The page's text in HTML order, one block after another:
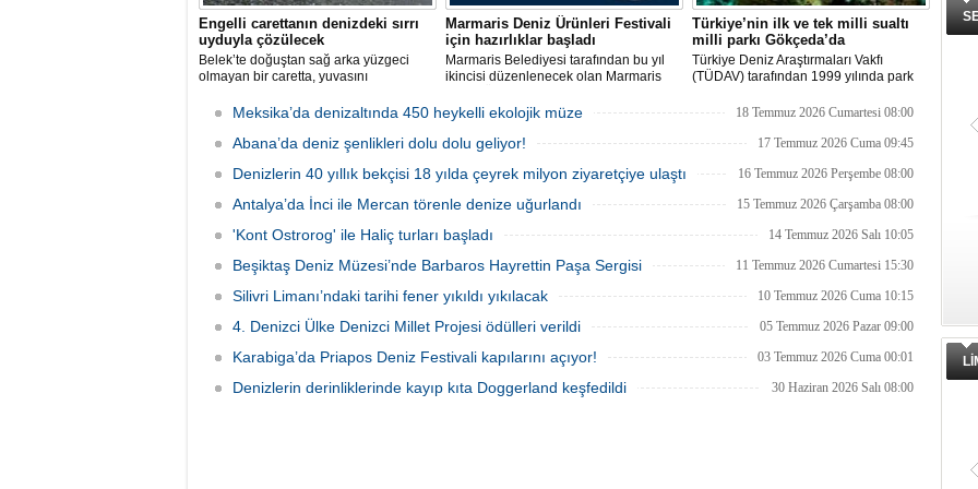
Engelli carettanın denizdeki sırrı
uyduyla çözülecek
Belek’te doğuştan sağ arka yüzgeci
olmayan bir caretta, yuvasını
üzerine bıraktı. "DOA" adı verilen deniz
cihazı takıldı ve denize uğurlandı.
Marmaris Deniz Ürünleri Festivali
için hazırlıklar başladı
Marmaris Belediyesi tarafından bu yıl
ikincisi düzenlenecek olan Marmaris
tarihleri arasında Selimiye
Mahallesi'nde gerçekleştirilecek.
Festivalde deniz ürünleri, yöresel
çıkarılacak.
Türkiye’nin ilk ve tek milli sualtı
milli parkı Gökçeda’da
Türkiye Deniz Araştırmaları Vakfı
(TÜDAV) tarafından 1999 yılında park
adanın kuzeydoğusunda, Kaleköy ve
1 deniz mili uzunluğunda, denizden 200
Meksika’da denizaltında 450 heykelli ekolojik müze 18 Temmuz 2026 Cumartesi 08:00
Abana’da deniz şenlikleri dolu dolu geliyor! 17 Temmuz 2026 Cuma 09:45
Denizlerin 40 yıllık bekçisi 18 yılda çeyrek milyon ziyaretçiye ulaştı 16 Temmuz 2026 Perşembe 08:00
Antalya’da İnci ile Mercan törenle denize uğurlandı 15 Temmuz 2026 Çarşamba 08:00
'Kont Ostrorog' ile Haliç turları başladı 14 Temmuz 2026 Salı 10:05
Beşiktaş Deniz Müzesi’nde Barbaros Hayrettin Paşa Sergisi 11 Temmuz 2026 Cumartesi 15:30
Silivri Limanı’ndaki tarihi fener yıkıldı yıkılacak 10 Temmuz 2026 Cuma 10:15
4. Denizci Ülke Denizci Millet Projesi ödülleri verildi 05 Temmuz 2026 Pazar 09:00
Karabiga’da Priapos Deniz Festivali kapılarını açıyor! 03 Temmuz 2026 Cuma 00:01
Denizlerin derinliklerinde kayıp kıta Doggerland keşfedildi 30 Haziran 2026 Salı 08:00